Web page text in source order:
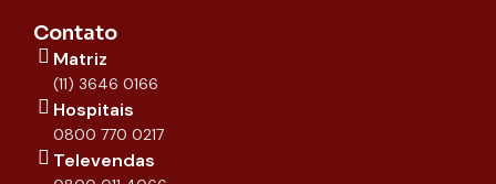
Contato
Matriz
(11) 3646 0166
Hospitais
0800 770 0217
Televendas